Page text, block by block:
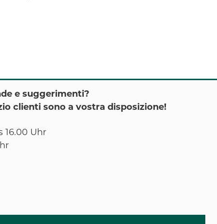
e suggerimenti?
clienti sono a vostra disposizione!
16.00 Uhr